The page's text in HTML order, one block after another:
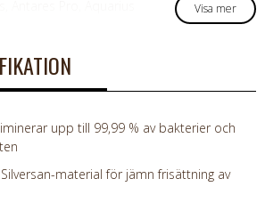
Visa mer
upp till 99,99 % av bakterier och
material för jämn frisättning av